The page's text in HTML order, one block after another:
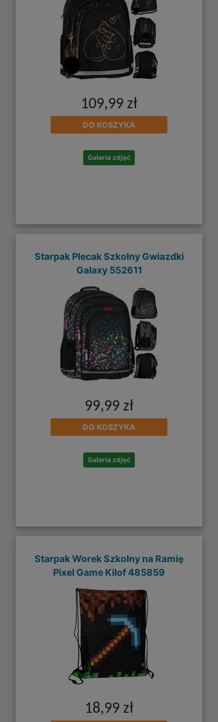
109,99 zł
DO KOSZYKA
Galeria zdjęć
Starpak Plecak Szkolny Gwiazdki
Galaxy 552611
99,99 zł
DO KOSZYKA
Galeria zdjęć
Starpak Worek Szkolny na Ramię
Pixel Game Kilof 485859
18,99 zł